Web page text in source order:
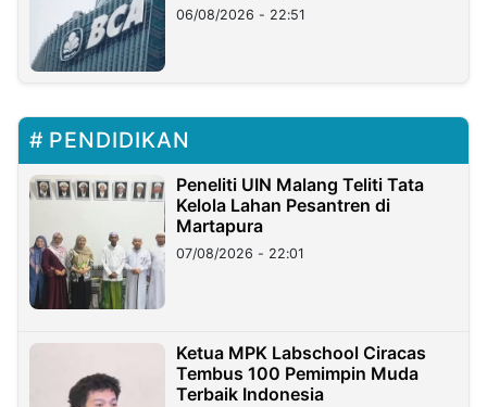
06/08/2026 - 22:51
PENDIDIKAN
Peneliti UIN Malang Teliti Tata
Kelola Lahan Pesantren di
Martapura
07/08/2026 - 22:01
Ketua MPK Labschool Ciracas
Tembus 100 Pemimpin Muda
Terbaik Indonesia